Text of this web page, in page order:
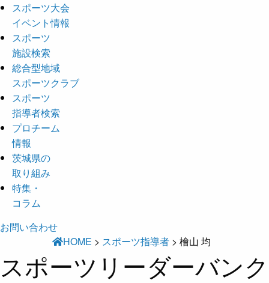
スポーツ大会
イベント情報
スポーツ
施設検索
総合型地域
スポーツクラブ
スポーツ
指導者検索
プロチーム
情報
茨城県の
取り組み
特集・
コラム
お問い合わせ
HOME > スポーツ指導者 > 檜山 均
スポーツリーダーバンク